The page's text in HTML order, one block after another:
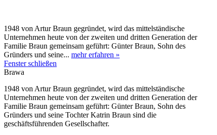
1948 von Artur Braun gegründet, wird das mittelständische
Unternehmen heute von der zweiten und dritten Generation der
Familie Braun gemeinsam geführt: Günter Braun, Sohn des
Gründers und seine... mehr erfahren »
Fenster schließen
Brawa
1948 von Artur Braun gegründet, wird das mittelständische
Unternehmen heute von der zweiten und dritten Generation der
Familie Braun gemeinsam geführt: Günter Braun, Sohn des
Gründers und seine Tochter Katrin Braun sind die
geschäftsführenden Gesellschafter.